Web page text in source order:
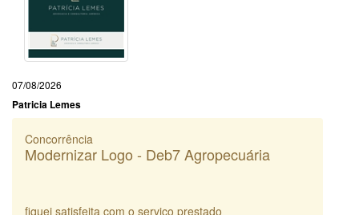
07/08/2026
Patricia Lemes
Concorrência
Modernizar Logo - Deb7 Agropecuária
fiquei satisfeita com o serviço prestado